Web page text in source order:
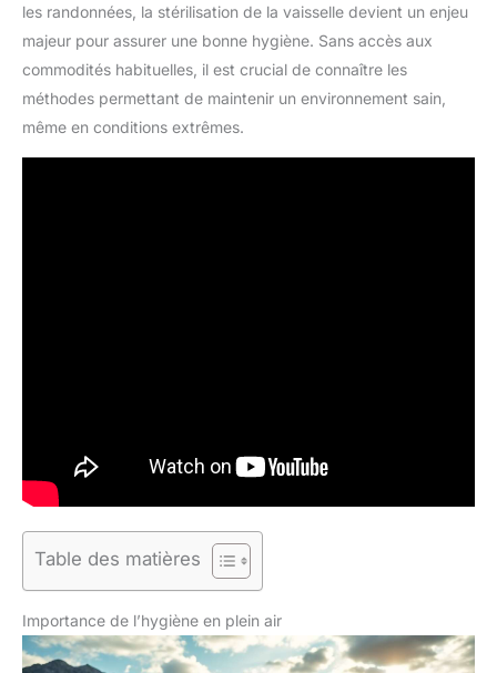
les randonnées, la stérilisation de la vaisselle devient un enjeu
majeur pour assurer une bonne hygiène. Sans accès aux
commodités habituelles, il est crucial de connaître les
méthodes permettant de maintenir un environnement sain,
même en conditions extrêmes.
Table des matières
Importance de l’hygiène en plein air